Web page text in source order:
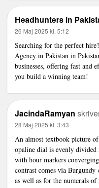
Headhunters in
26 Maj 2025 kl. 5:12
Searching for the perfect
Agency in Pakistan in
businesses, offering fast and
you build a winning team!
JacindaRamyan
28 Maj 2025 kl. 3:43
An almost textbook picture
opaline dial is evenly
with hour markers
contrast comes via
as well as for the numerals